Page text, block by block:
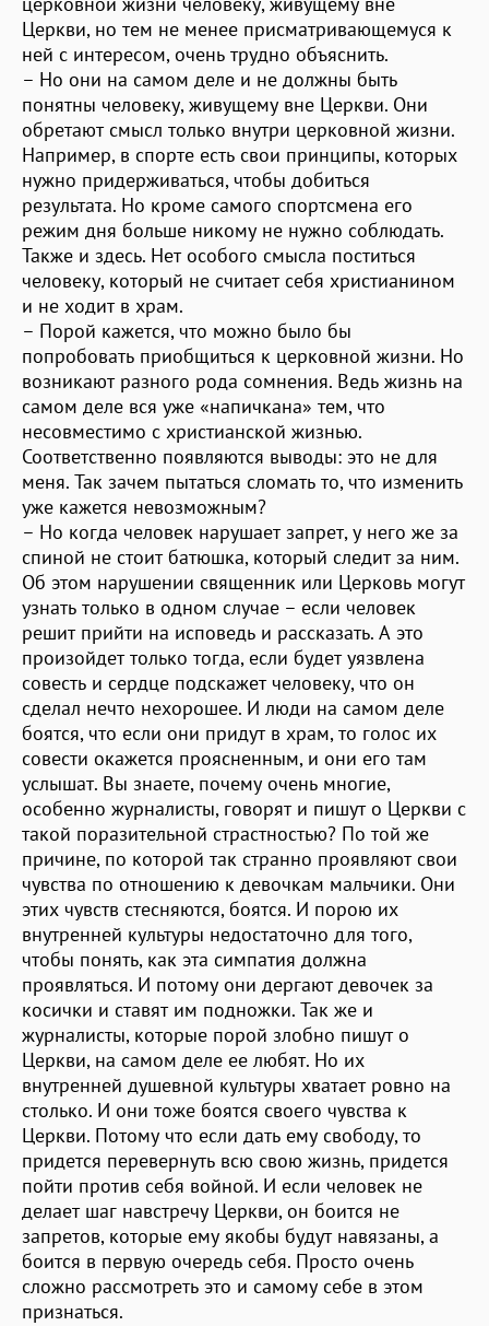
Церкви, но тем не менее присматривающемуся к
ней с интересом, очень трудно объяснить.
– Но они на самом деле и не должны быть
понятны человеку, живущему вне Церкви. Они
обретают смысл только внутри церковной жизни.
Например, в спорте есть свои принципы, которых
нужно придерживаться, чтобы добиться
результата. Но кроме самого спортсмена его
режим дня больше никому не нужно соблюдать.
Также и здесь. Нет особого смысла поститься
человеку, который не считает себя христианином
и не ходит в храм.
– Порой кажется, что можно было бы
попробовать приобщиться к церковной жизни. Но
возникают разного рода сомнения. Ведь жизнь на
самом деле вся уже «напичкана» тем, что
несовместимо с христианской жизнью.
Соответственно появляются выводы: это не для
меня. Так зачем пытаться сломать то, что изменить
уже кажется невозможным?
– Но когда человек нарушает запрет, у него же за
спиной не стоит батюшка, который следит за ним.
Об этом нарушении священник или Церковь могут
узнать только в одном случае – если человек
решит прийти на исповедь и рассказать. А это
произойдет только тогда, если будет уязвлена
совесть и сердце подскажет человеку, что он
сделал нечто нехорошее. И люди на самом деле
боятся, что если они придут в храм, то голос их
совести окажется проясненным, и они его там
услышат. Вы знаете, почему очень многие,
особенно журналисты, говорят и пишут о Церкви с
такой поразительной страстностью? По той же
причине, по которой так странно проявляют свои
чувства по отношению к девочкам мальчики. Они
этих чувств стесняются, боятся. И порою их
внутренней культуры недостаточно для того,
чтобы понять, как эта симпатия должна
проявляться. И потому они дергают девочек за
косички и ставят им подножки. Так же и
журналисты, которые порой злобно пишут о
Церкви, на самом деле ее любят. Но их
внутренней душевной культуры хватает ровно на
столько. И они тоже боятся своего чувства к
Церкви. Потому что если дать ему свободу, то
придется перевернуть всю свою жизнь, придется
пойти против себя войной. И если человек не
делает шаг навстречу Церкви, он боится не
запретов, которые ему якобы будут навязаны, а
боится в первую очередь себя. Просто очень
сложно рассмотреть это и самому себе в этом
признаться.